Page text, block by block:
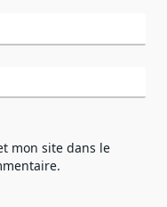
mon site dans le